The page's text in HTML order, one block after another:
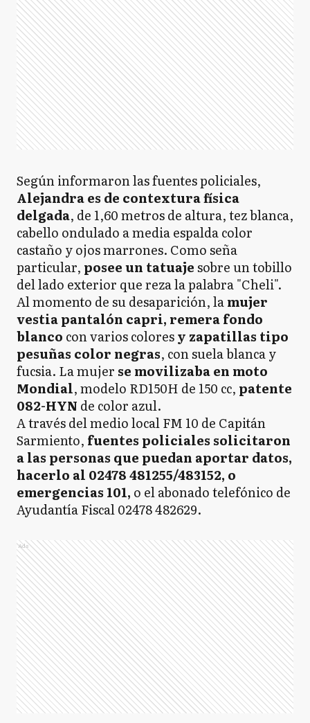
Según informaron las fuentes policiales,
Alejandra es de contextura física
delgada, de 1,60 metros de altura, tez blanca,
cabello ondulado a media espalda color
castaño y ojos marrones. Como seña
particular, posee un tatuajesobre un tobillo
del lado exterior que reza la palabra "Cheli".
Al momento de su desaparición, lamujer
vestia pantalón capri, remera fondo
blanco con varios coloresy zapatillas tipo
pesuñas color negras, con suela blanca y
fucsia. La mujer se movilizaba en moto
Mondial, modelo RD150H de 150 cc, patente
082-HYN de color azul.
A través del medio local FM 10 de Capitán
Sarmiento, fuentes policiales solicitaron
a las personas que puedan aportar datos,
hacerlo al 02478 481255/483152, o
emergencias 101, o el abonado telefónico de
Ayudantía Fiscal 02478 482629.
Ads